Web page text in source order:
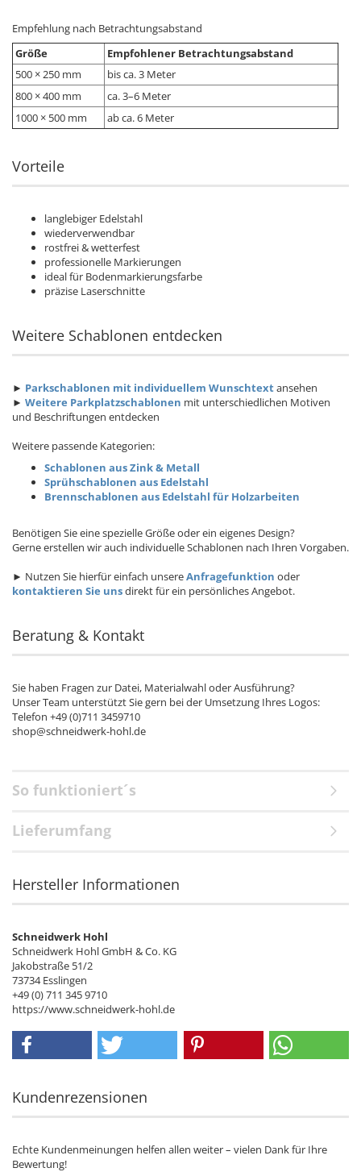
Empfehlung nach Betrachtungsabstand
Größe
Empfohlener Betrachtungsabstand
500 × 250 mm
bis ca. 3 Meter
800 × 400 mm
ca. 3–6 Meter
1000 × 500 mm
ab ca. 6 Meter
Vorteile
langlebiger Edelstahl
wiederverwendbar
rostfrei & wetterfest
professionelle Markierungen
ideal für Bodenmarkierungsfarbe
präzise Laserschnitte
Weitere Schablonen entdecken
► Parkschablonen mit individuellem Wunschtextansehen
► Weitere Parkplatzschablonen mit unterschiedlichen Motiven
und Beschriftungen entdecken
Weitere passende Kategorien:
Schablonen aus Zink & Metall
Sprühschablonen aus Edelstahl
Brennschablonen aus Edelstahl für Holzarbeiten
Benötigen Sie eine spezielle Größe oder ein eigenes Design?
Gerne erstellen wir auch individuelle Schablonen nach Ihren Vorgaben.
► Nutzen Sie hierfür einfach unsereAnfragefunktion oder
kontaktieren Sie unsdirekt für ein persönliches Angebot.
Beratung & Kontakt
Sie haben Fragen zur Datei, Materialwahl oder Ausführung?
Unser Team unterstützt Sie gern bei der Umsetzung Ihres Logos:
Telefon +49 (0)711 3459710
shop@schneidwerk-hohl.de
So funktioniert´s
Lieferumfang
Hersteller Informationen
Schneidwerk Hohl
Schneidwerk Hohl GmbH & Co. KG
Jakobstraße 51/2
73734 Esslingen
+49 (0) 711 345 9710
https://www.schneidwerk-hohl.de
Kundenrezensionen
Echte Kundenmeinungen helfen allen weiter – vielen Dank für Ihre
Bewertung!